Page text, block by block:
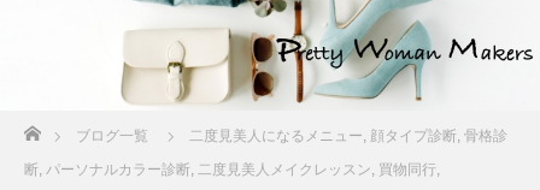
ブログ一覧 二度見美人になるメニュー, 顔タイプ診断, 骨格診
断, パーソナルカラー診断, 二度見美人メイクレッスン, 買物同行,